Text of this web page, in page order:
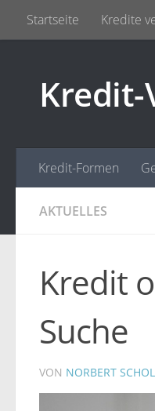
Zum Inhalt springen
Startseite Kredite
Kredit-Formen
AKTUELLES
Kredit
Suche
VON NORBERT